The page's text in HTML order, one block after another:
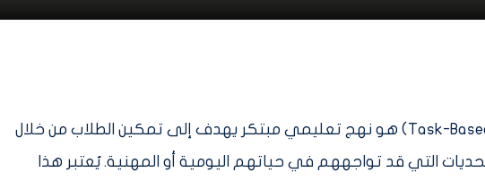
التعليم القائم على المهام (Task-Based Learning) هو نهج تعليمي مبتكر يهدف إلى تمكين الطلاب من خلال
التي قد تواجههم في حياتهم اليومية أو المهنية. يُعتبر هذا